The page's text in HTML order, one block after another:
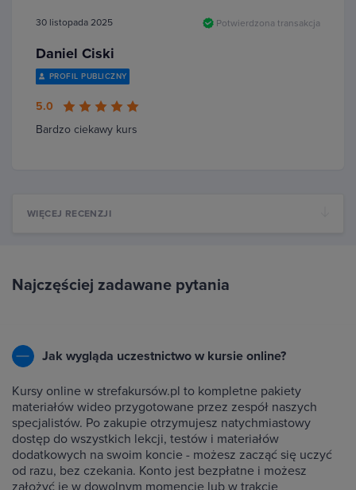
30 listopada 2025 Potwierdzona transakcja
Daniel Ciski
PROFIL PUBLICZNY
5.0
Bardzo ciekawy kurs
WIĘCEJ RECENZJI
Najczęściej zadawane pytania
Jak wygląda uczestnictwo w kursie online?
Kursy online w strefakursów.pl to kompletne pakiety
materiałów wideo przygotowane przez zespół naszych
specjalistów. Po zakupie otrzymujesz natychmiastowy
dostęp do wszystkich lekcji, testów i materiałów
dodatkowych na swoim koncie - możesz zacząć się uczyć
od razu, bez czekania. Konto jest bezpłatne i możesz
założyć je w dowolnym momencie lub w trakcie